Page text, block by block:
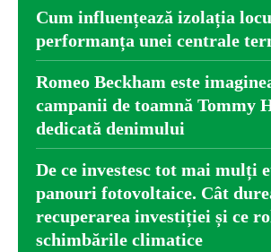
Cum influențează izolația
performanța unei centrale
Romeo Beckham este
campanii de toamnă Tommy
dedicată denimului
De ce investesc tot mai mulți
panouri fotovoltaice. Cât
recuperarea investiției și ce
schimbările climatice